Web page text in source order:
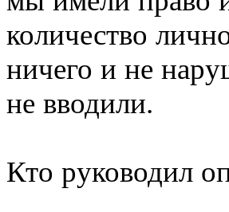
количество
ничего и не
не вводили.
Кто руководил